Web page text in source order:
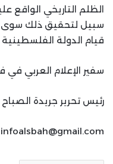
الظلم التاريخي الواقع
سبيل لتحقيق ذلك سوى
قيام الدولة الفلسطينية
سفير الإعلام العربي
رئيس تحرير جريدة
infoalsbah@gmail.com